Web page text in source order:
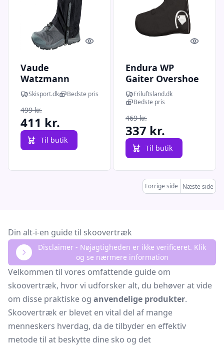
Quick look
Vaude
Watzmann
Gaiter III,
skoovertræk,
sort
Skisport.dk Bedste pris
499 kr.
411 kr.
Til butik
Quick
Endura WP
Gaiter Overshoe
(Sort (BLACK)
XXL)
Friluftsland.dk
Bedste pris
469 kr.
337 kr.
Til butik
Forrige side Næste side
Din alt-i-en guide til skoovertræk
Disclaimer - Nøjagtigheden er ikke verificeret. Klik
og se nærmere information
Velkommen til vores omfattende guide om
skoovertræk, hvor vi udforsker alt, du behøver at vide
om disse praktiske og anvendelige produkter.
Skoovertræk er blevet en vital del af mange
menneskers hverdag, da de tilbyder en effektiv
metode til at beskytte dine sko og det